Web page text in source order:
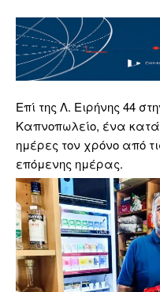
Επί της Λ. Ειρήνης 44
Καπνοπωλείο, ένα
ημέρες τον χρόνο από
επόμενης ημέρας.